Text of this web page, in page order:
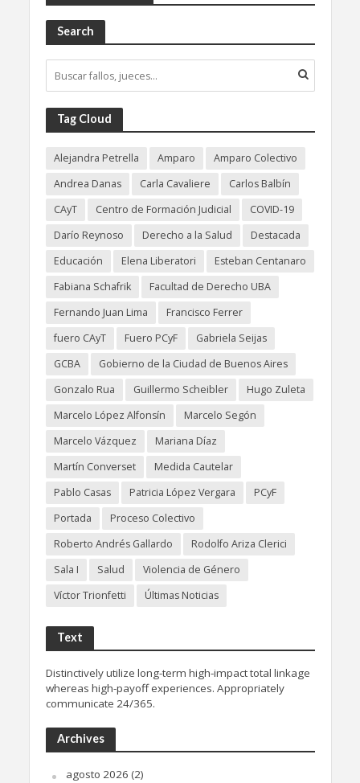
Search
Tag Cloud
Alejandra Petrella Amparo
Amparo Colectivo
Andrea Danas
Carla Cavaliere
Carlos Balbín
CAyT
Centro de Formación Judicial
COVID-19
Darío Reynoso
Derecho a la Salud
Destacada
Educación
Elena Liberatori
Esteban Centanaro
Fabiana Schafrik
Facultad de Derecho UBA
Fernando Juan Lima
Francisco Ferrer
fuero CAyT
Fuero PCyF
Gabriela Seijas
GCBA
Gobierno de la Ciudad de Buenos Aires
Gonzalo Rua
Guillermo Scheibler
Hugo Zuleta
Marcelo López Alfonsín
Marcelo Segón
Marcelo Vázquez
Mariana Díaz
Martín Converset
Medida Cautelar
Pablo Casas
Patricia López Vergara
PCyF
Portada
Proceso Colectivo
Roberto Andrés Gallardo
Rodolfo Ariza Clerici
Sala I
Salud
Violencia de Género
Víctor Trionfetti
Últimas Noticias
Text
Distinctively utilize long-term high-impact total linkage
whereas high-payoff experiences. Appropriately
communicate 24/365.
Archives
agosto 2026 (2)